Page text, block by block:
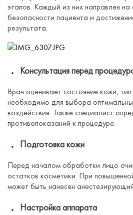
этапов. Каждый из них направлен на
безопасности пациента и
результата.
Консультация перед
Врач оценивает состояние кожи,
необходимо для выбора
воздействия. Также специалист
противопоказаний к процедуре.
Подготовка кожи
Перед началом обработки лицо
остатков косметики. При
может быть нанесён
Настройка аппарата